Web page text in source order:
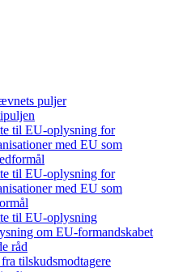
puljer
til EU-oplysning for
med EU som
til EU-oplysning for
med EU som
til EU-oplysning
om EU-formandskabet
råd
tilskudsmodtagere